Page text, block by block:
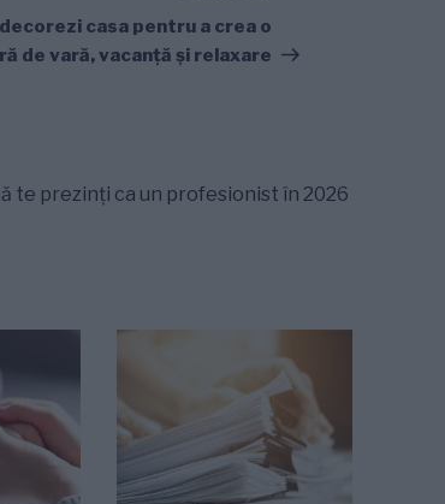
casa pentru a crea o
de vară, vacanță și relaxare
te prezinți ca un profesionist în 2026